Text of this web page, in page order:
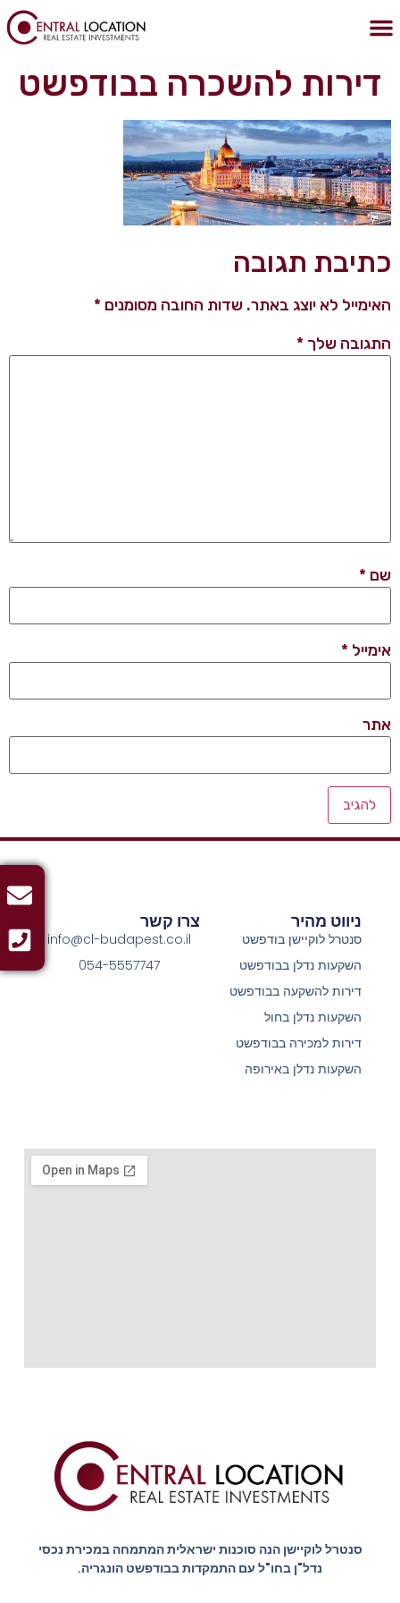
דירות להשכרה בבודפשט
כתיבת תגובה
האימייל לא יוצג באתר. שדות החובה מסומנים *
התגובה שלך *
שם *
אימייל *
אתר
סנטרל לוקיישן הנה סוכנות ישראלית המתמחה במכירת נכסי
נדל"ן בחו"ל עם התמקדות בבודפשט הונגריה.
ניווט מהיר
סנטרל לוקיישן בודפשט
השקעות נדלן בבודפשט
דירות להשקעה בבודפשט
השקעות נדלן בחול
דירות למכירה בבודפשט
השקעות נדלן באירופה
צרו קשר
info@cl-budapest.co.il
054-5557747